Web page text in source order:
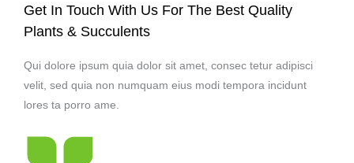
Get In Touch With Us For The Best Quality
Plants & Succulents
Qui dolore ipsum quia dolor sit amet, consec tetur adipisci
velit, sed quia non numquam eius modi tempora incidunt
lores ta porro ame.